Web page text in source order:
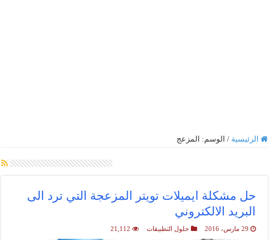
الرئيسية / الوسم: المزعج
حل مشكلة ايميلات تويتر المزعجة التي ترد الى
البريد الالكتروني
29 مارس، 2016 حلول التطبيقات 21,112